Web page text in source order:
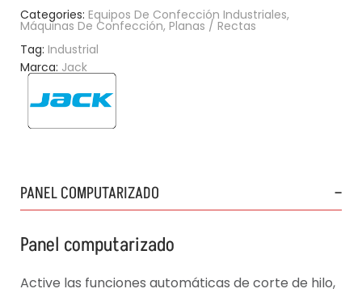
Categories: Equipos De Confección Industriales,
Máquinas De Confección, Planas / Rectas
Tag: Industrial
Marca: Jack
PANEL COMPUTARIZADO
Panel computarizado
Active las funciones automáticas de corte de hilo,